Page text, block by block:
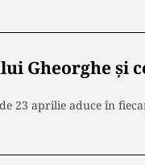
Gheorghe și
23 aprilie aduce în